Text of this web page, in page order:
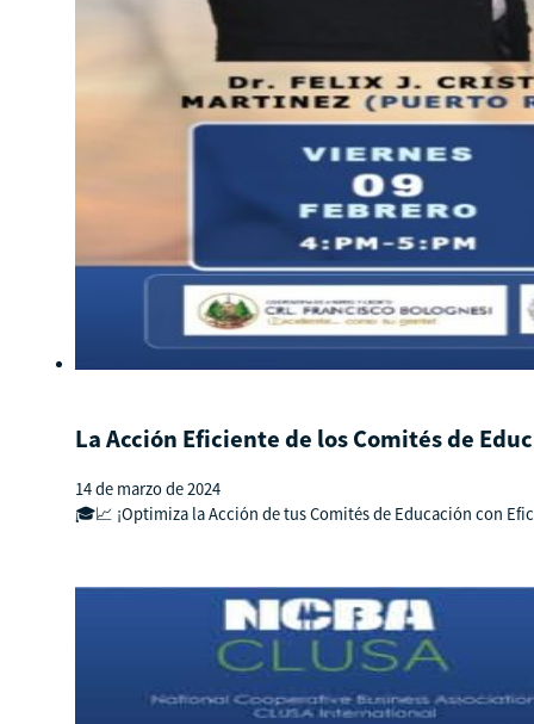
La Acción Eficiente de los Comités de
14 de marzo de 2024
🎓📈 ¡Optimiza la Acción de tus Comités de Educación con